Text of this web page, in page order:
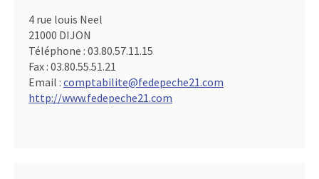
4 rue louis Neel
21000 DIJON
Téléphone : 03.80.57.11.15
Fax : 03.80.55.51.21
Email : comptabilite@fedepeche21.com
http://www.fedepeche21.com